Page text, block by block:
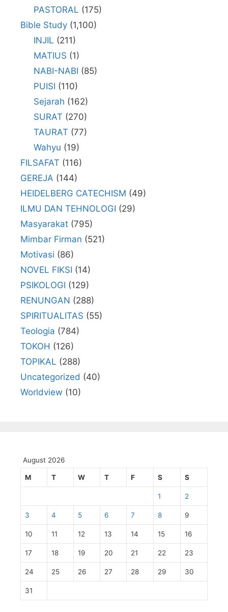
PASTORAL (175)
Bible Study (1,100)
INJIL (211)
MATIUS (1)
NABI-NABI (85)
PUISI (110)
Sejarah (162)
SURAT (270)
TAURAT (77)
Wahyu (19)
FILSAFAT (116)
GEREJA (144)
HEIDELBERG CATECHISM (49)
ILMU DAN TEHNOLOGI (29)
Masyarakat (795)
Mimbar Firman (521)
Motivasi (86)
NOVEL FIKSI (14)
PSIKOLOGI (129)
RENUNGAN (288)
SPIRITUALITAS (55)
Teologia (784)
TOKOH (126)
TOPIKAL (288)
Uncategorized (40)
Worldview (10)
August 2026
M T W T F S S
1 2
3 4 5 6 7 8 9
10 11 12 13 14 15 16
17 18 19 20 21 22 23
24 25 26 27 28 29 30
31